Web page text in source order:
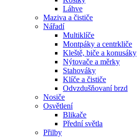
Láhve
Maziva a čističe
Nářadí
Multiklíče
Montpáky a centrkliče
Kleště, biče a konusáky
Nýtovače a měrky
Stahováky
Klíče a čističe
Odvzdušňovaní brzd
Nosiče
Osvětlení
Blikače
Přední světla
Přilby